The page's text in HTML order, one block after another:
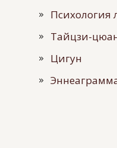
Психология
Тайцзи-
Цигун